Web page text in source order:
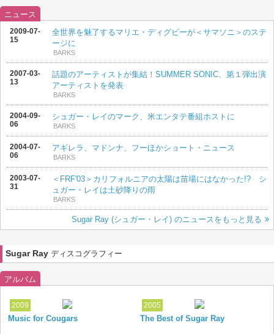
ニュース
2009-07-
15
全世界を魅了するマリエ・ディグビーが＜サマソニ＞のステ
ージに
BARKS
2007-03-
13
話題のアーティストが集結！SUMMER SONIC、第１弾出演
アーティストを発表
BARKS
2004-09-
06
シュガー・レイのマーク、米エンタテ番組ホストに
BARKS
2004-07-
06
アギレラ、マドンナ、フーほかショート・ニュース
BARKS
2003-07-
31
＜FRF'03＞カリフォルニアの太陽は苗場にはなかった!? シ
ュガー・レイは土砂降りの雨
BARKS
Sugar Ray (シュガー・レイ) のニュースをもっと見る
Sugar Ray ディスコグラフィー
アルバム
2009
Music for Cougars
2005
The Best of Sugar Ray